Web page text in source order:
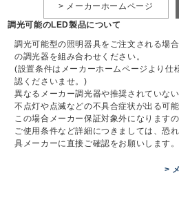
> メーカーホームページ
調光可能のLED製品について
調光可能型の照明器具をご注文される場
の調光器を組み合わせください。
(設置条件はメーカーホームページより仕
認くださいませ。)
異なるメーカー調光器や推奨されていな
不点灯や点滅などの不具合症状が出る可能
この場合メーカー保証対象外になります
ご使用条件など詳細につきましては、恐
具メーカーに直接ご確認をお願いします。
>